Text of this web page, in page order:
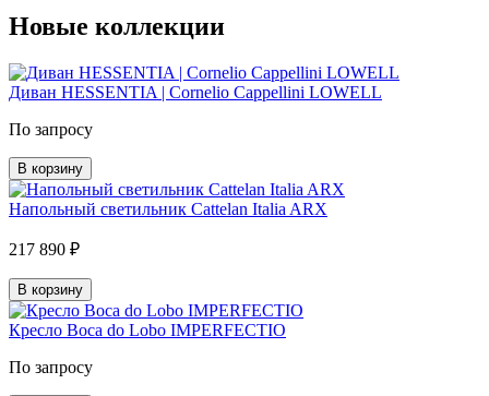
Новые коллекции
Диван HESSENTIA | Cornelio Cappellini LOWELL
По запросу
В корзину
Напольный светильник Cattelan Italia ARX
217 890 ₽
В корзину
Кресло Boca do Lobo IMPERFECTIO
По запросу